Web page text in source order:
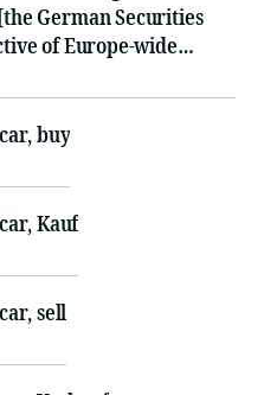
German Securities
of Europe-wide
buy
Kauf
sell